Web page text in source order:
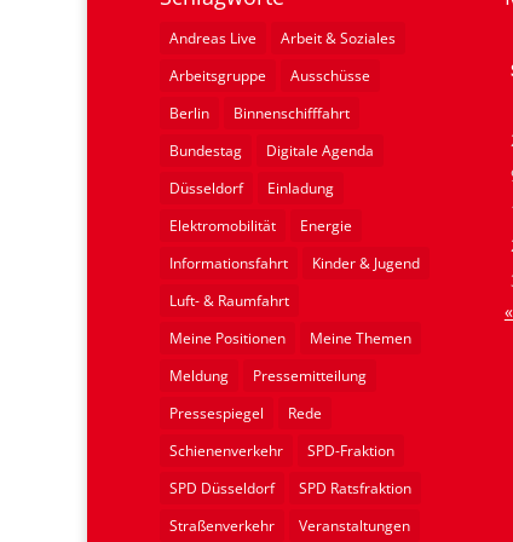
Andreas Live
Arbeit & Soziales
Arbeitsgruppe
Ausschüsse
Berlin
Binnenschifffahrt
Bundestag
Digitale Agenda
Düsseldorf
Einladung
Elektromobilität
Energie
Informationsfahrt
Kinder & Jugend
Luft- & Raumfahrt
Meine Positionen
Meine Themen
Meldung
Pressemitteilung
Pressespiegel
Rede
Schienenverkehr
SPD-Fraktion
SPD Düsseldorf
SPD Ratsfraktion
Straßenverkehr
Veranstaltungen